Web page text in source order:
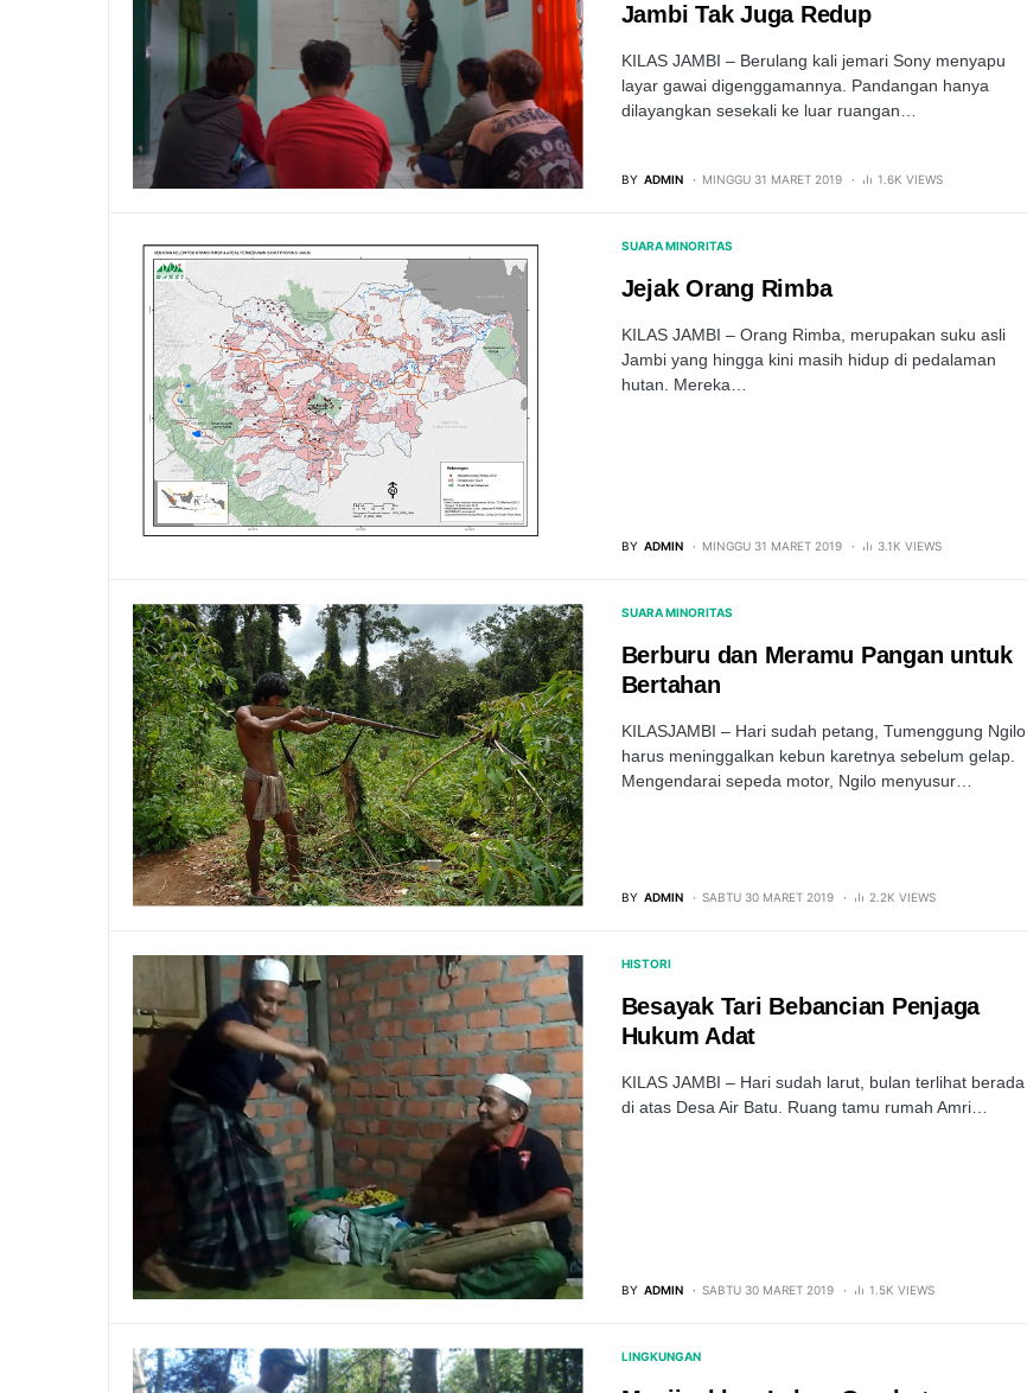
Jambi Tak Juga Redup
KILAS JAMBI – Berulang kali jemari Sony menyapu
layar gawai digenggamannya. Pandangan hanya
dilayangkan sesekali ke luar ruangan…
BY ADMIN MINGGU 31 MARET 2019 1.6K VIEWS
SUARA MINORITAS
Jejak Orang Rimba
KILAS JAMBI – Orang Rimba, merupakan suku asli
Jambi yang hingga kini masih hidup di pedalaman
hutan. Mereka…
BY ADMIN MINGGU 31 MARET 2019 3.1K VIEWS
SUARA MINORITAS
Berburu dan Meramu Pangan untuk
Bertahan
KILASJAMBI – Hari sudah petang, Tumenggung Ngilo
harus meninggalkan kebun karetnya sebelum gelap.
Mengendarai sepeda motor, Ngilo menyusur…
BY ADMIN SABTU 30 MARET 2019 2.2K VIEWS
HISTORI
Besayak Tari Bebancian Penjaga
Hukum Adat
KILAS JAMBI – Hari sudah larut, bulan terlihat berada
di atas Desa Air Batu. Ruang tamu rumah Amri…
BY ADMIN SABTU 30 MARET 2019 1.5K VIEWS
LINGKUNGAN